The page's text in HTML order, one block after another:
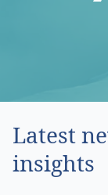
Latest
insights